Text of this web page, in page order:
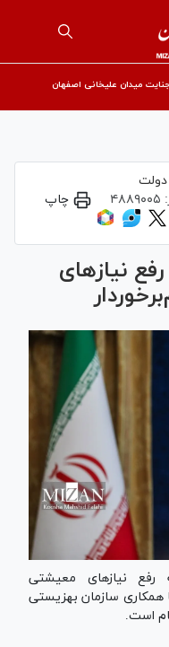
میدان علیخانی اصفهان
۴۸۸۹۰۰۵ چاپ
نیاز‌های
رفع نیاز‌های معیشتی
همکاری سازمان بهزیستی
است.